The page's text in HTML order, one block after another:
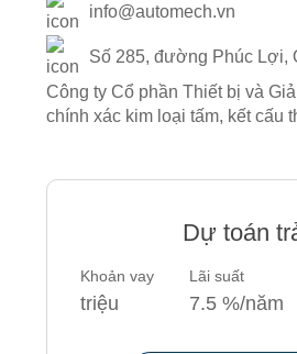
info@automech.vn
Số 285, đường Phúc Lợi,
Công ty Cổ phần Thiết bị và
chính xác kim loại tấm, kết cấu
Dự toán
Khoản vay
triệu
Lãi suất
7.5 %/năm